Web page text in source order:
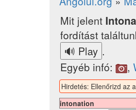
Mit jelent
fordítást
.
Egyéb infó:
,
Hirdetés: Ellenőrizd az
intonation